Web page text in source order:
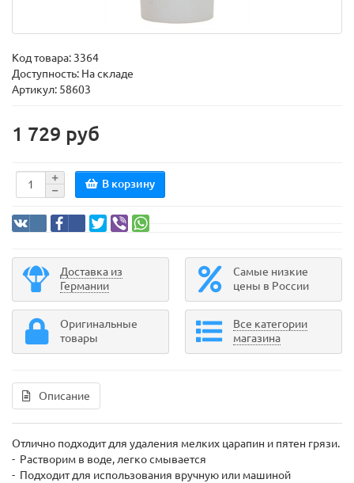
Код товара: 3364
Доступность: На складе
Артикул: 58603
1 729 руб
В корзину
Доставка из
Германии
Самые низкие
цены в России
Оригинальные
товары
Все категории
магазина
Описание
Отлично подходит для удаления мелких царапин и пятен грязи.
- Растворим в воде, легко смывается
- Подходит для использования вручную или машиной